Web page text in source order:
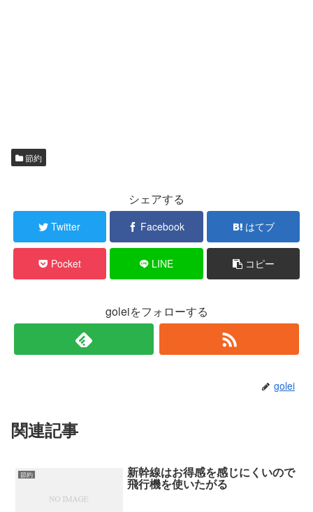
節約
シェアする
Twitter Facebook はてブ
Pocket LINE コピー
goleiをフォローする
golei
関連記事
節約 新幹線はお得感を感じにくいので
飛行機を使いたがる